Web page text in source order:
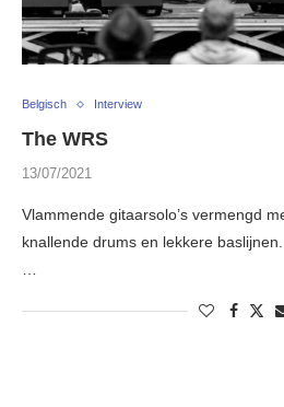
Belgisch Interview
The WRS
13/07/2021
Vlammende gitaarsolo’s vermengd
knallende drums en lekkere
…